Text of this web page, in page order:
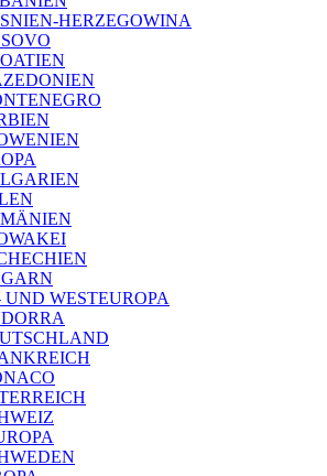
HERZEGOWINA
WESTEUROPA